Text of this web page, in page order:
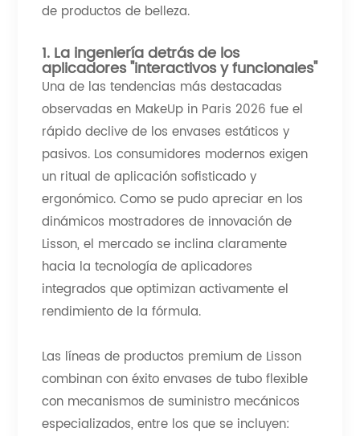
de productos de belleza.
1. La ingeniería detrás de los
aplicadores "interactivos y funcionales"
Una de las tendencias más destacadas
observadas en MakeUp in Paris 2026 fue el
rápido declive de los envases estáticos y
pasivos. Los consumidores modernos exigen
un ritual de aplicación sofisticado y
ergonómico. Como se pudo apreciar en los
dinámicos mostradores de innovación de
Lisson, el mercado se inclina claramente
hacia la tecnología de aplicadores
integrados que optimizan activamente el
rendimiento de la fórmula.
Las líneas de productos premium de Lisson
combinan con éxito envases de tubo flexible
con mecanismos de suministro mecánicos
especializados, entre los que se incluyen: